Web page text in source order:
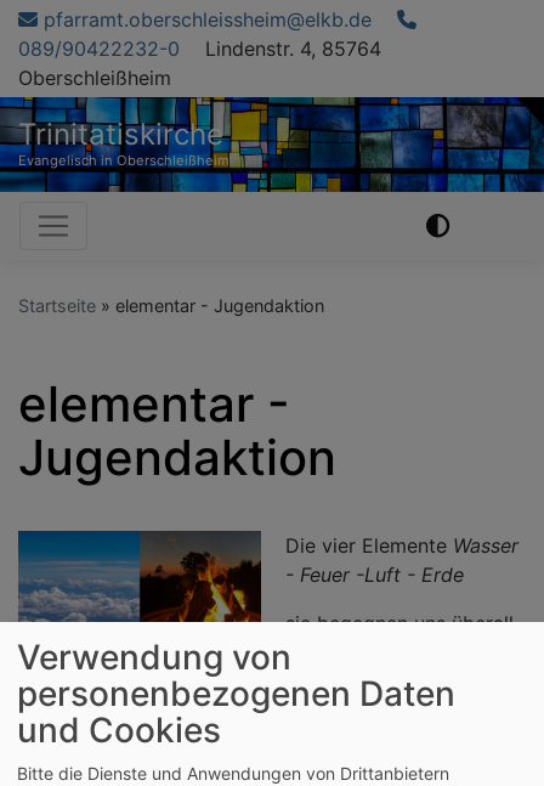
Direkt
zum
Inhalt
pfarramt.oberschleissheim@elkb.de
089/90422232-0
Lindenstr. 4, 85764
Oberschleißheim
Trinitatiskirche
Evangelisch in Oberschleißheim
Hauptnavigation
Startseite elementar - Jugendaktion
elementar -
Jugendaktion
Die vier Elemente Wasser
- Feuer -Luft - Erde
sie begegnen uns überall
und immer wieder finden
wir sie wieder. Sie sind
elementar.
Verwendung von
personenbezogenen Daten
und Cookies
Bitte die Dienste und Anwendungen von Drittanbietern